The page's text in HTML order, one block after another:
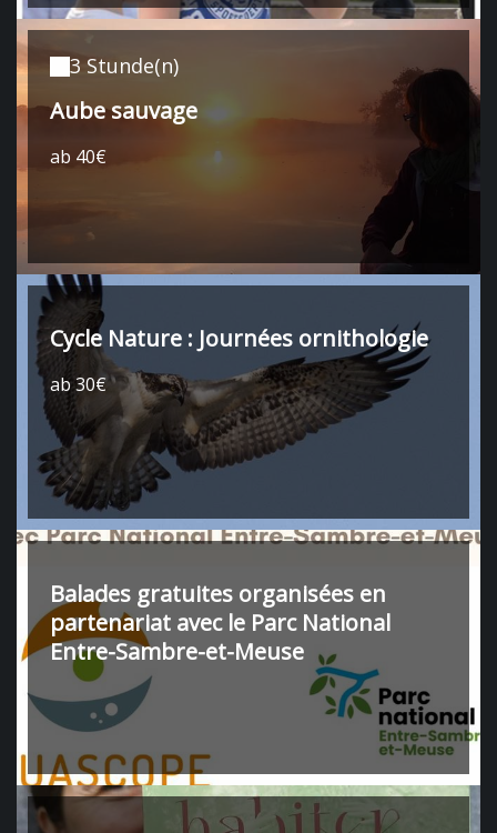
3 Stunde(n)
Aube sauvage
ab 40€
Cycle Nature : Journées ornithologie
ab 30€
Balades gratuites organisées en
partenariat avec le Parc National
Entre-Sambre-et-Meuse